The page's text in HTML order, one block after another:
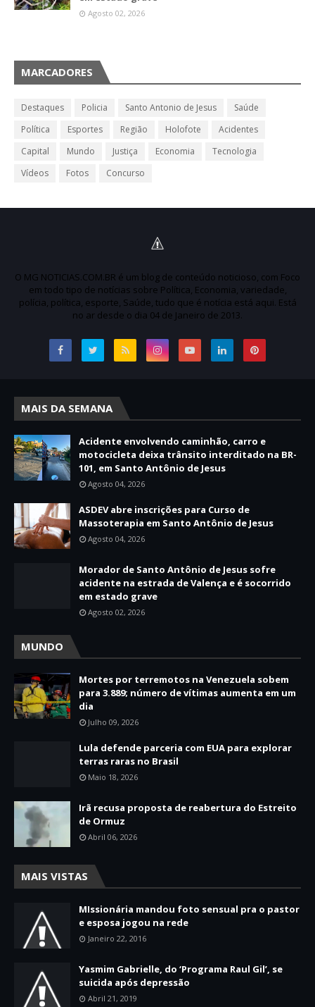
Agosto 02, 2026
MARCADORES
Destaques Policia Santo Antonio de Jesus
Saúde
Política
Esportes Região Holofote
Acidentes
Capital
Mundo Justiça Economia
Tecnologia
Vídeos
Fotos Concurso
O MG NOTICIAS.COM.BR é um blog de conteúdo noticioso, com Foco
em todo tipo de notícias sobre Política, Economia, variedade,
polícia, política, esporte, Saúde, tudo que é notícia está aqui. Está
no ar desde o dia 04 de Janeiro de 2013.
MAIS DA SEMANA
Acidente envolvendo caminhão, carro e
motocicleta deixa trânsito interditado na BR-
101, em Santo Antônio de Jesus
Agosto 04, 2026
ASDEV abre inscrições para Curso de
Massoterapia em Santo Antônio de Jesus
Agosto 04, 2026
Morador de Santo Antônio de Jesus sofre
acidente na estrada de Valença e é socorrido
em estado grave
Agosto 02, 2026
MUNDO
Mortes por terremotos na Venezuela sobem
para 3.889; número de vítimas aumenta em um
dia
Julho 09, 2026
Lula defende parceria com EUA para explorar
terras raras no Brasil
Maio 18, 2026
Irã recusa proposta de reabertura do Estreito
de Ormuz
Abril 06, 2026
MAIS VISTAS
MIssionária mandou foto sensual pra o pastor
e esposa jogou na rede
Janeiro 22, 2016
Yasmim Gabrielle, do ‘Programa Raul Gil’, se
suicida após depressão
Abril 21, 2019